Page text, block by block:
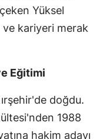
Yüksel
ve kariyeri merak
Eğitimi
doğdu.
1988
hakim adayı